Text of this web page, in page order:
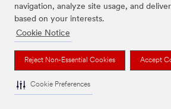
navigation, analyze site usage, and
based on your interests.
Cookie Notice
Reject Non-Essential Cookies Accept
Cookie Preferences